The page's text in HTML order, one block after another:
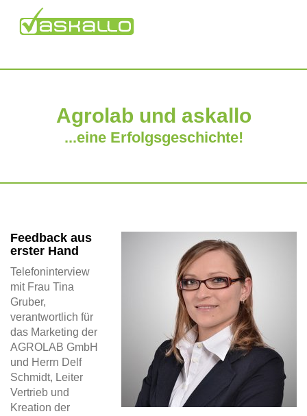
Agrolab und askallo
...eine Erfolgsgeschichte!
Feedback aus
erster Hand
Telefoninterview
mit Frau Tina
Gruber,
verantwortlich für
das Marketing der
AGROLAB GmbH
und Herrn Delf
Schmidt, Leiter
Vertrieb und
Kreation der